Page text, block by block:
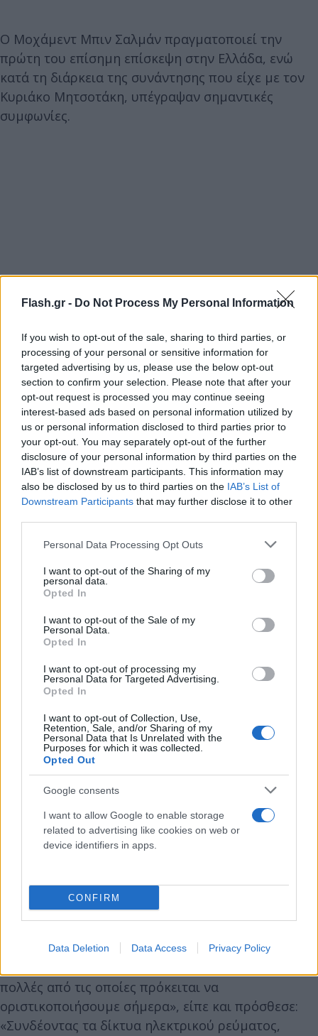
Flash.gr - Do Not Process My Personal Information
If you wish to opt-out of the sale, sharing to third parties, or
processing of your personal or sensitive information for
targeted advertising by us, please use the below opt-out
section to confirm your selection. Please note that after your
opt-out request is processed you may continue seeing
interest-based ads based on personal information utilized by
us or personal information disclosed to third parties prior to
your opt-out. You may separately opt-out of the further
disclosure of your personal information by third parties on the
IAB’s list of downstream participants. This information may
also be disclosed by us to third parties on the IAB’s List of
Downstream Participants that may further disclose it to other
Please note that this website/app uses one or more Google
not limited to your visit or usage behaviour. You may click to
grant or deny consent to Google and its third-party tags to
use your data for below specified purposes in below Google
consent section.
Personal Data Processing Opt Outs
I want to opt-out of the Sharing of my
personal data.
Opted In
I want to opt-out of the Sale of my
Personal Data.
Opted In
I want to opt-out of processing my
Personal Data for Targeted Advertising.
Opted In
I want to opt-out of Collection, Use,
Retention, Sale, and/or Sharing of my
Personal Data that Is Unrelated with the
Purposes for which it was collected.
Opted Out
Google consents
I want to allow Google to enable storage
related to advertising like cookies on web or
device identifiers in apps.
CONFIRM
Data Deletion Data Access Privacy Policy
Ο Μοχάμεντ Μπιν Σαλμάν πραγματοποιεί την
πρώτη του επίσημη επίσκεψη στην Ελλάδα, ενώ
κατά τη διάρκεια της συνάντησης που είχε με τον
Κυριάκο Μητσοτάκη, υπέγραψαν σημαντικές
συμφωνίες.
Μητσοτάκη και του Πρίγκιπα Διαδόχου του Θρόνου
της Σαουδικής Αραβίας, ο Νίκος Δένδιας υπέγραψε
με τον Σαουδάραβα ομόλογό του Φαϊζάλ μπιν
Φαρχάν μνημόνιο κατανόησης για τη Διαμόρφωση
Στρατηγικής Εταιρικής Σχέσης.
Σαλμάν σε Μητσοτάκη: Παρέχουμε στην
Ελλάδα φθηνότερη ενέργεια
Η σχέση μεταξύ της Ελλάδας και της Σαουδικής
Αραβίας είναι ιστορική, τόνισε ο διάδοχος του
θρόνου της Σαουδικής Αραβίας, Μοχάμεντ μπιν
Κυριάκο Μητσοτάκη, δίνοντας έμφαση στην
ενέργεια και τις προοπτικές συνεργασίας των δύο
πλευρών.
πολλές από τις οποίες πρόκειται να
οριστικοποιήσουμε σήμερα», είπε και πρόσθεσε:
«Συνδέοντας τα δίκτυα ηλεκτρικού ρεύματος,